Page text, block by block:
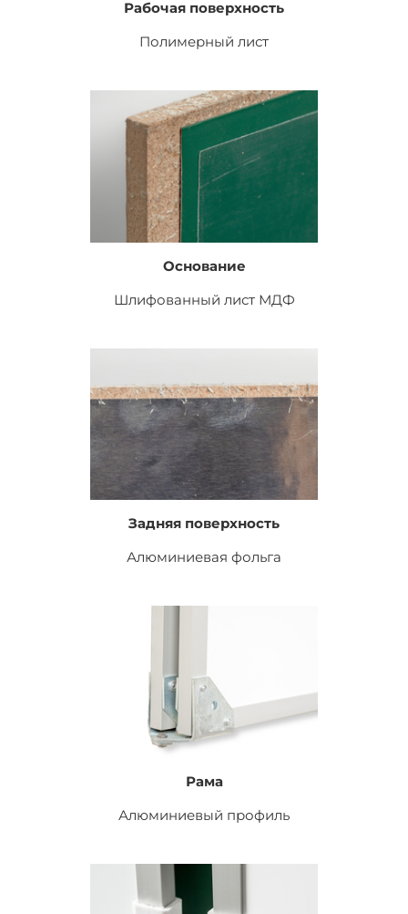
Рабочая поверхность
Полимерный лист
Основание
Шлифованный лист МДФ
Задняя поверхность
Алюминиевая фольга
Рама
Алюминиевый профиль